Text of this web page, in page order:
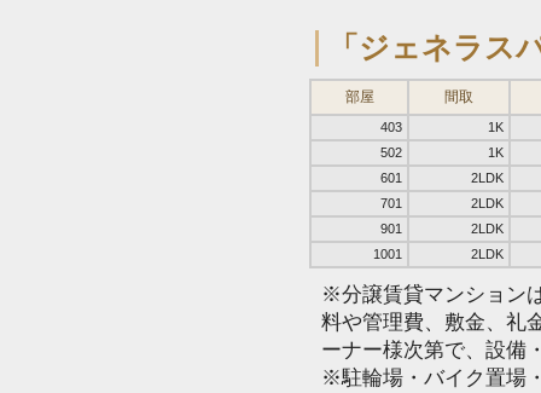
「ジェネラス
部屋 間取
403
1K
502
1K
601
2LDK
701
2LDK
901
2LDK
1001
2LDK
※分譲賃貸マンション
料や管理費、敷金、礼
ーナー様次第で、設備
※駐輪場・バイク置場